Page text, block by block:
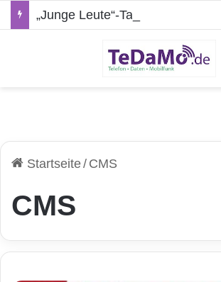
Startseite/ CMS
CMS